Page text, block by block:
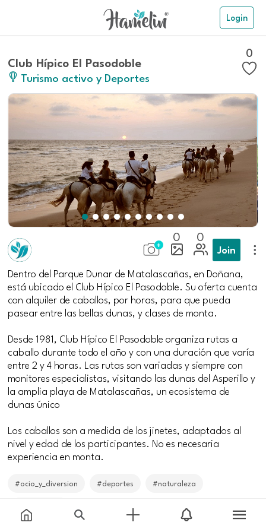
Login
Club Hípico El Pasodoble
Turismo activo y Deportes
0
0 0
Join
Dentro del Parque Dunar de Matalascañas, en Doñana,
está ubicado el Club Hípico El Pasodoble. Su oferta cuenta
con alquiler de caballos, por horas, para que pueda
pasear entre las bellas dunas, y clases de monta.
Desde 1981, Club Hípico El Pasodoble organiza rutas a
caballo durante todo el año y con una duración que varía
entre 2 y 4 horas. Las rutas son variadas y siempre con
monitores especialistas, visitando las dunas del Asperillo y
la amplia playa de Matalascañas, un ecosistema de
dunas único
Los caballos son a medida de los jinetes, adaptados al
nivel y edad de los participantes. No es necesaria
experiencia en monta.
#ocio_y_diversion #deportes #naturaleza
#sol_y_playa